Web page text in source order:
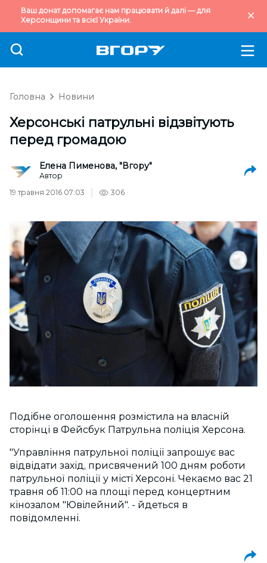
Ваш донат допомагає нам працювати й далі — для
Херсонщини та всієї України.
Головна Новини
Херсонські патрульні відзвітують
перед громадою
Елена Пименова, "Вгору"
Автор
19 травня 2016 07:03
306
Подібне оголошення розмістила на власній
сторінці в Фейсбук Патрульна поліція Херсона.
"Управління патрульної поліції запрошує вас
відвідати захід, присвячений 100 дням роботи
патрульної поліції у місті Херсоні. Чекаємо вас 21
травня об 11:00 на площі перед концертним
кінозалом "Ювілейний". - йдеться в
повідомленні.